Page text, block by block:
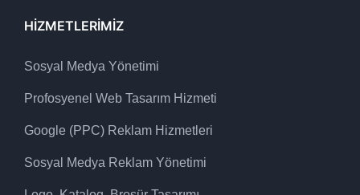
HIZMETLERIMIZ
Sosyal Medya Yönetimi
Profosyenel Web Tasarım Hizmeti
Google (PPC) Reklam Hizmetleri
Sosyal Medya Reklam Yönetimi